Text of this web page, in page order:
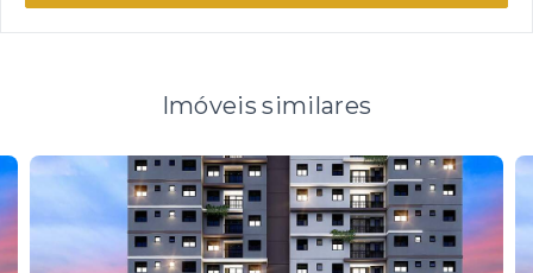
Imóveis similares